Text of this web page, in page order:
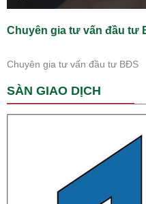
Chuyên gia tư vấn đầu tư
Chuyên gia tư vấn đầu tư BĐS
SÀN GIAO DỊCH